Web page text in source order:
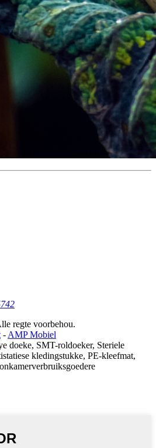
regte voorbehou.
- AMP Mobiel
doeke, SMT-roldoeker, Steriele
kledingstukke, PE-kleefmat,